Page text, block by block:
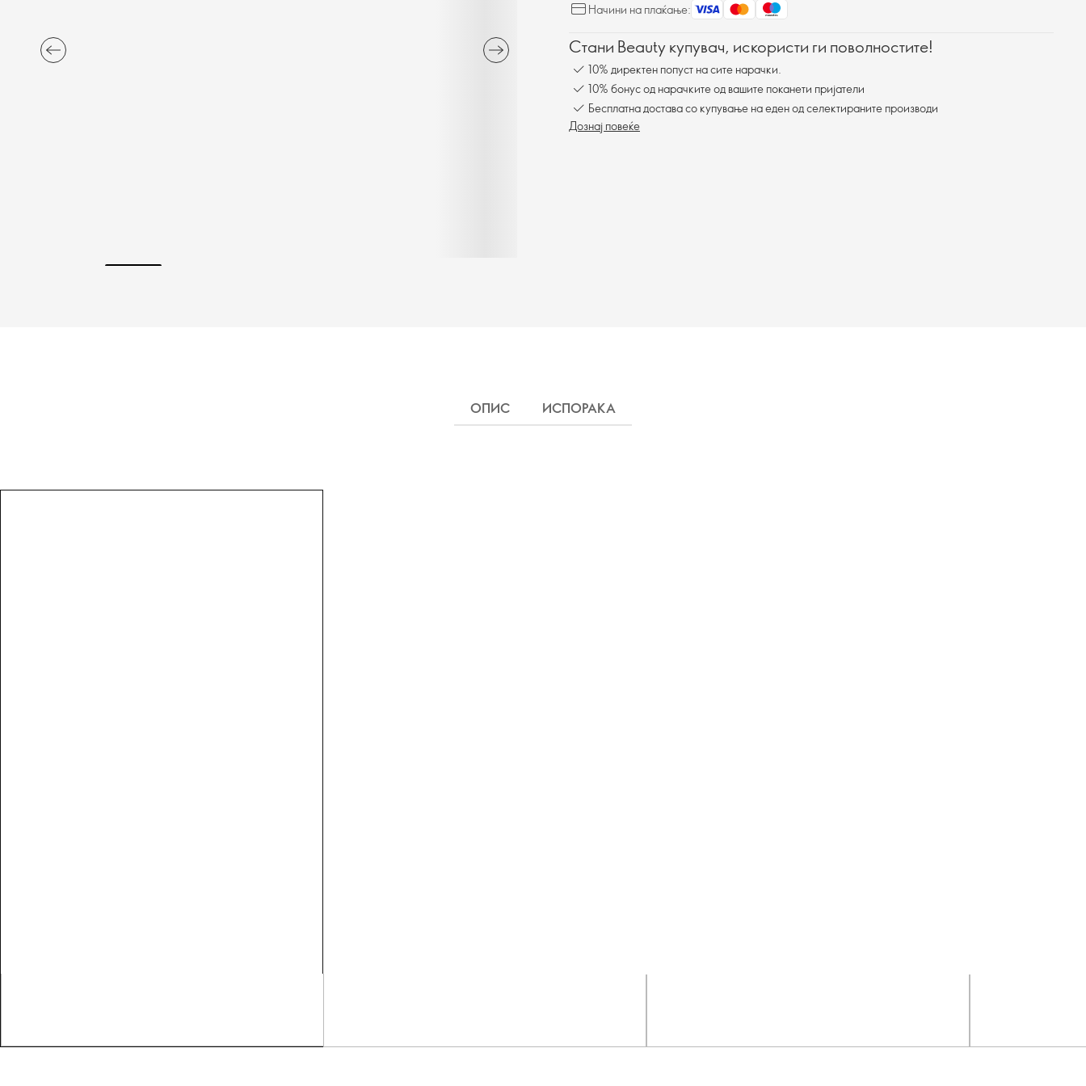
Начини на плаќање:
Стани Beauty купувач, искористи ги поволностите!
10% директен попуст на сите нарачки.
10% бонус од нарачките од вашите поканети пријатели
Бесплатна достава со купување на еден од селектираните производи
Дознај повеќе
ОПИС ИСПОРАКА